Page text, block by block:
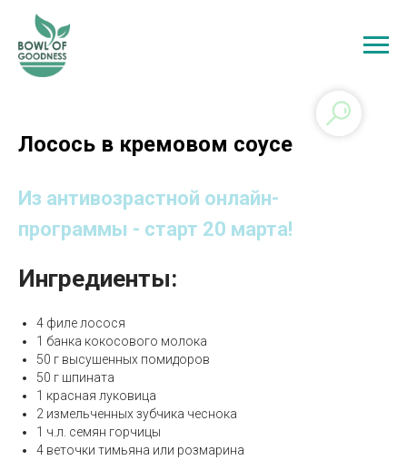
Лосось в кремовом соусе
Из антивозрастной онлайн-
программы - старт 20 марта!
Ингредиенты:
4 филе лосося
1 банка кокосового молока
50 г высушенных помидоров
50 г шпината
1 красная луковица
2 измельченных зубчика чеснока
1 ч.л. семян горчицы
4 веточки тимьяна или розмарина